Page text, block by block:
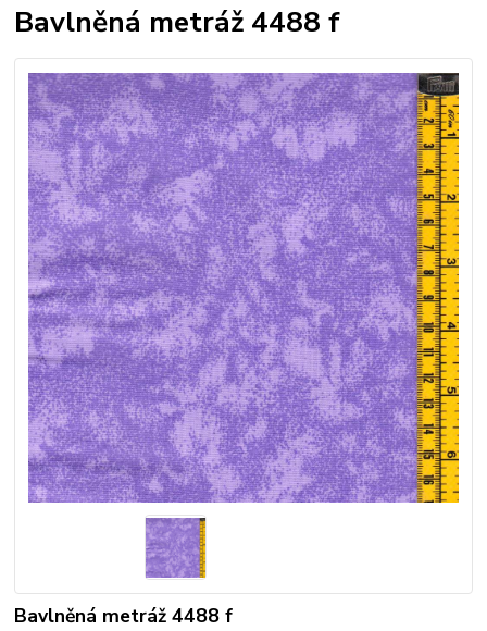
Bavlněná metráž 4488 f
Bavlněná metráž 4488 f